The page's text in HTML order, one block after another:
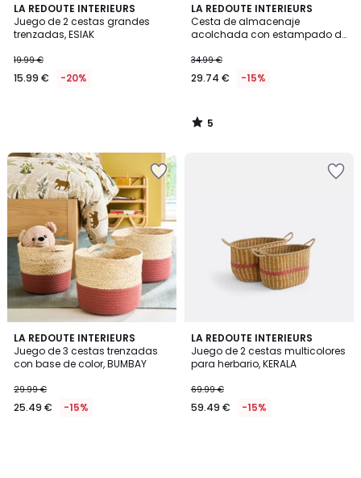
LA REDOUTE INTERIEURS
Juego de 2 cestas grandes
trenzadas, ESIAK
19.99 €
15.99 € -20%
LA REDOUTE INTERIEURS
Cesta de almacenaje
acolchada con estampado de
34.99 €
29.74 € -15%
5
/
5
5
/
LA REDOUTE INTERIEURS
Juego de 3 cestas trenzadas
con base de color, BUMBAY
29.99 €
25.49 € -15%
LA REDOUTE INTERIEURS
Juego de 2 cestas multicolores
para herbario, KERALA
69.99 €
59.49 € -15%